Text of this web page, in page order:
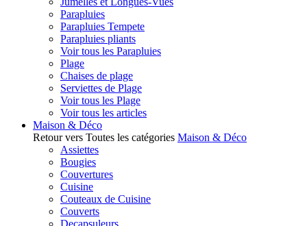
Parapluies
Parapluies Tempete
Parapluies pliants
Voir tous les Parapluies
Plage
Chaises de plage
Serviettes de Plage
Voir tous les Plage
Voir tous les articles
Maison & Déco
Retour vers Toutes les catégories Maison & Déco
Assiettes
Bougies
Couvertures
Cuisine
Couteaux de Cuisine
Couverts
Decapsuleurs